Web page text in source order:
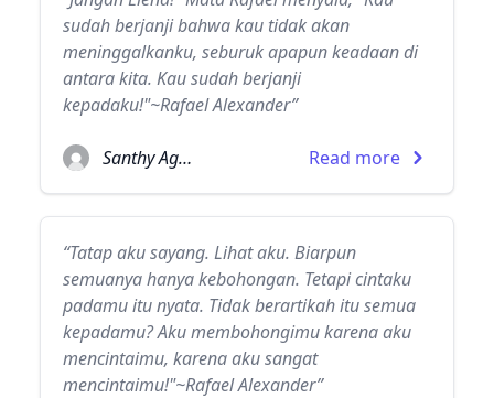
sudah berjanji bahwa kau tidak akan
meninggalkanku, seburuk apapun keadaan di
antara kita. Kau sudah berjanji
kepadaku!"~Rafael Alexander”
Santhy Agatha Read more
“Tatap aku sayang. Lihat aku. Biarpun
semuanya hanya kebohongan. Tetapi cintaku
padamu itu nyata. Tidak berartikah itu semua
kepadamu? Aku membohongimu karena aku
mencintaimu, karena aku sangat
mencintaimu!"~Rafael Alexander”